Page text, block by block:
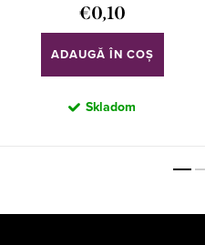
€0,10
ADAUGĂ ÎN COŞ
Skladom